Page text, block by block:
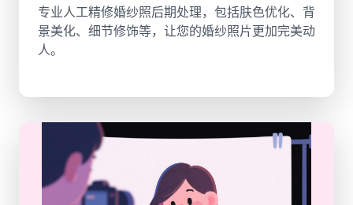
专业人工精修婚纱照后期处理，包括肤色优化、背
景美化、细节修饰等，让您的婚纱照片更加完美动
人。